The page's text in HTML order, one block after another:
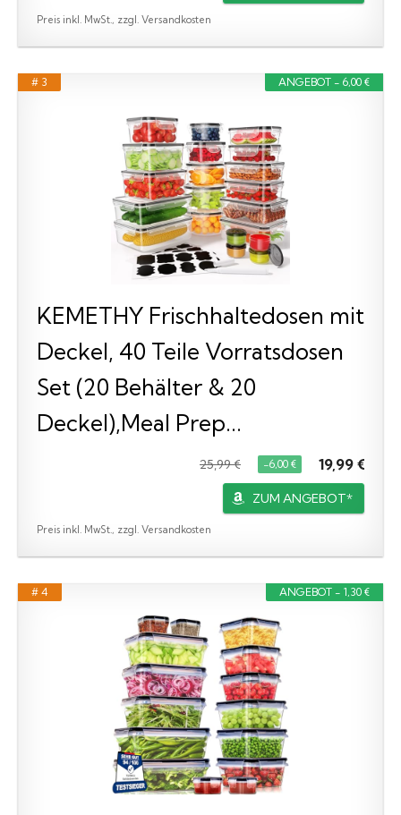
Preis inkl. MwSt., zzgl. Versandkosten
ANGEBOT - 6,00 €
# 3
KEMETHY Frischhaltedosen mit
Deckel, 40 Teile Vorratsdosen
Set (20 Behälter & 20
Deckel),Meal Prep...
25,99 € −6,00 € 19,99 €
ZUM ANGEBOT*
Preis inkl. MwSt., zzgl. Versandkosten
ANGEBOT - 1,30 €
# 4